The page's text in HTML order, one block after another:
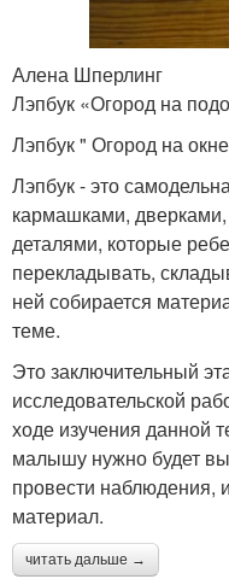
Алена Шперлинг
Лэпбук «Огород на
Лэпбук " Огород на
Лэпбук - это
кармашками,
деталями, которые
перекладывать,
ней собирается
теме.
Это заключительный
исследовательской
ходе изучения данной
малышу нужно будет
провести наблюдения,
материал.
читать дальше →